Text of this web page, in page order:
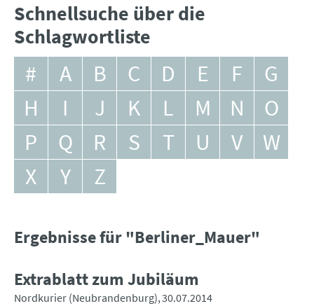
Schnellsuche über die
Schlagwortliste
# A B C D E F
G
H
I J K L M N
O
P
Q R S T U V
W
X
Y Z
Ergebnisse für "Berliner_Mauer"
Extrablatt zum Jubiläum
Nordkurier (Neubrandenburg) 30.07.2014